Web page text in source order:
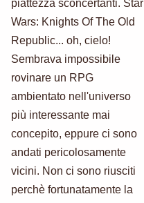
piattezza sconcertanti. Star
Wars: Knights Of The Old
Republic... oh, cielo!
Sembrava impossibile
rovinare un RPG
ambientato nell'universo
più interessante mai
concepito, eppure ci sono
andati pericolosamente
vicini. Non ci sono riusciti
perchè fortunatamente la